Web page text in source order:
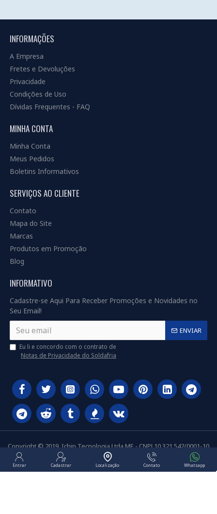
INFORMAÇÕES
A Empresa
Fretes e Devoluções
Privacidade
Condições de Uso
Dívidas Frequentes - FAQ
MINHA CONTA
Minha Conta
Meus Pedidos
Boletins Informativos
SERVIÇOS AO CLIENTE
Contato
Mapa do Site
Marcas
Produtos em Promoção
Blog
INFORMATIVO
Cadastre-se Aqui Para Receber Promoções e Novidades no
Seu Email!
ENVIAR
Eu li e concordo com o contrato de
Notas de Privacidade do Soldafria
Copyright © 2019, Ichip Tecnologia Ltda ME - CNPJ 10.321.542/0001-10
Entrar Cadastrar Localização Contato Whatsapp